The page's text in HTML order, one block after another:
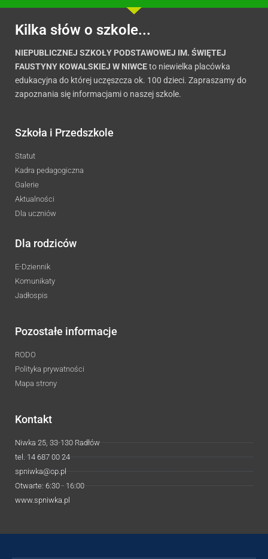
Kilka słów o szkole...
NIEPUBLICZNEJ SZKOŁY PODSTAWOWEJ IM. ŚWIĘTEJ
FAUSTYNY KOWALSKIEJ W NIWCEto niewielka placówka
edukacyjna do której uczęszcza ok. 100 dzieci. Zapraszamy do
zapoznania się informacjami o naszej szkole.
Szkoła i Przedszkole
Statut
Kadra pedagogiczna
Galerie
Aktualności
Dla uczniów
Dla rodziców
E-Dziennik
Komunikaty
Jadłospis
Pozostałe informacje
RODO
Polityka prywatności
Mapa strony
Kontakt
Niwka 25, 33-130 Radłów
tel. 14 687 00 24
spniwka@op.pl
Otwarte: 6:30 - 16:00
www.spniwka.pl